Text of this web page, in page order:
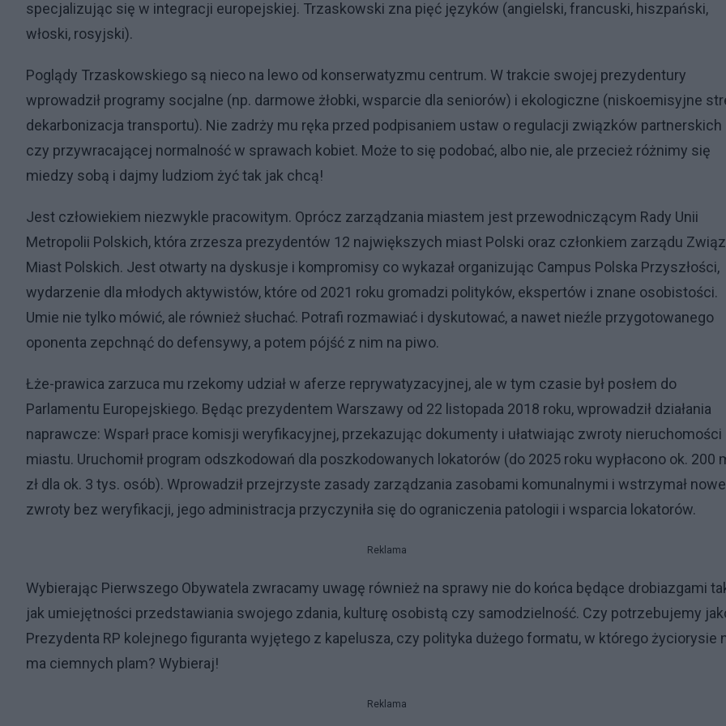
specjalizując się w integracji europejskiej. Trzaskowski zna pięć języków (angielski, francuski, hiszpański,
włoski, rosyjski).
Poglądy Trzaskowskiego są nieco na lewo od konserwatyzmu centrum. W trakcie swojej prezydentury
wprowadził programy socjalne (np. darmowe żłobki, wsparcie dla seniorów) i ekologiczne (niskoemisyjne
dekarbonizacja transportu). Nie zadrży mu ręka przed podpisaniem ustaw o regulacji związków partnerskich
czy przywracającej normalność w sprawach kobiet. Może to się podobać, albo nie, ale przecież różnimy się
miedzy sobą i dajmy ludziom żyć tak jak chcą!
Jest człowiekiem niezwykle pracowitym. Oprócz zarządzania miastem jest przewodniczącym Rady Unii
Metropolii Polskich, która zrzesza prezydentów 12 największych miast Polski oraz członkiem zarządu
Miast Polskich. Jest otwarty na dyskusje i kompromisy co wykazał organizując Campus Polska Przyszłości,
wydarzenie dla młodych aktywistów, które od 2021 roku gromadzi polityków, ekspertów i znane osobistości.
Umie nie tylko mówić, ale również słuchać. Potrafi rozmawiać i dyskutować, a nawet nieźle przygotowanego
oponenta zepchnąć do defensywy, a potem pójść z nim na piwo.
Łże-prawica zarzuca mu rzekomy udział w aferze reprywatyzacyjnej, ale w tym czasie był posłem do
Parlamentu Europejskiego. Będąc prezydentem Warszawy od 22 listopada 2018 roku, wprowadził działania
naprawcze: Wsparł prace komisji weryfikacyjnej, przekazując dokumenty i ułatwiając zwroty nieruchomości
miastu. Uruchomił program odszkodowań dla poszkodowanych lokatorów (do 2025 roku wypłacono ok. 200
zł dla ok. 3 tys. osób). Wprowadził przejrzyste zasady zarządzania zasobami komunalnymi i wstrzymał nowe
zwroty bez weryfikacji, jego administracja przyczyniła się do ograniczenia patologii i wsparcia lokatorów.
Reklama
Wybierając Pierwszego Obywatela zwracamy uwagę również na sprawy nie do końca będące drobiazgami
jak umiejętności przedstawiania swojego zdania, kulturę osobistą czy samodzielność. Czy potrzebujemy
Prezydenta RP kolejnego figuranta wyjętego z kapelusza, czy polityka dużego formatu, w którego życiorysie
ma ciemnych plam? Wybieraj!
Reklama